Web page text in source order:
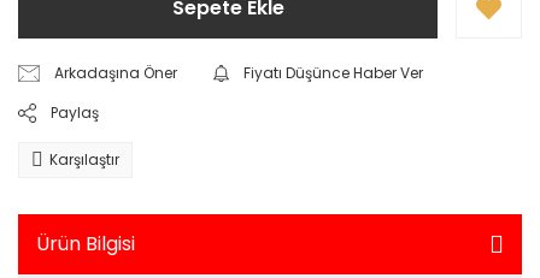
Sepete Ekle
Arkadaşına Öner
Fiyatı Düşünce Haber Ver
Paylaş
Karşılaştır
Ürün Bilgisi